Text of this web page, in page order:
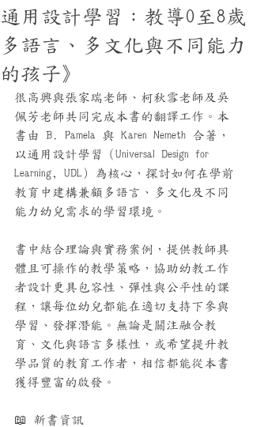
通用設計學習：教導0至8歲
多語言、多文化與不同能力
的孩子》
很高興與張家瑞老師、柯秋雪老師及吳
佩芳老師共同完成本書的翻譯工作。本
書由 B. Pamela 與 Karen Nemeth 合著，
以通用設計學習（Universal Design for
Learning, UDL）為核心，探討如何在學前
教育中建構兼顧多語言、多文化及不同
能力幼兒需求的學習環境。
書中結合理論與實務案例，提供教師具
體且可操作的教學策略，協助幼教工作
者設計更具包容性、彈性與公平性的課
程，讓每位幼兒都能在適切支持下參與
學習、發揮潛能。無論是關注融合教
育、文化與語言多樣性，或希望提升教
學品質的教育工作者，相信都能從本書
獲得豐富的啟發。
📖 新書資訊